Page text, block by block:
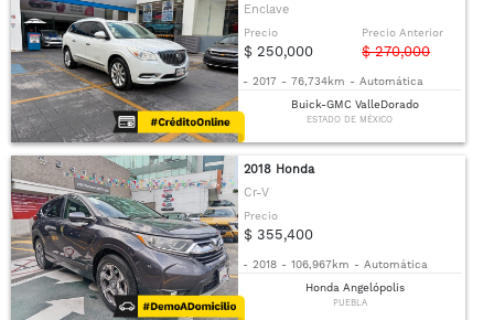
Enclave
Precio
$ 250,000
Precio Anterior
$ 270,000
- 2017 - 76,734km - Automática
Buick-GMC ValleDorado
ESTADO DE MÉXICO
2018 Honda
Cr-V
Precio
$ 355,400
- 2018 - 106,967km - Automática
Honda Angelópolis
PUEBLA